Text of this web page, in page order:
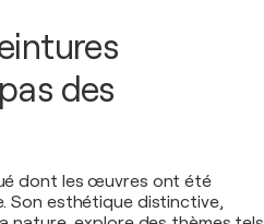
des
dont les œuvres ont été
Son esthétique distinctive,